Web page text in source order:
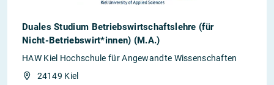
Duales Studium Betriebswirtschaftslehre (für
Nicht-Betriebswirt*innen) (M.A.)
HAW Kiel Hochschule für Angewandte Wissenschaften
24149 Kiel